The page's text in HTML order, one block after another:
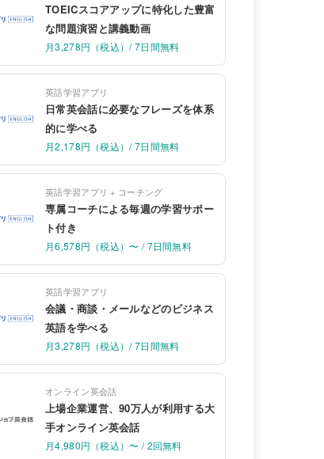
TOEICスコアアップに特化した豊富
な問題演習と講義動画
月3,278円（税込）/ 7日間無料
英語学習アプリ
日常英会話に必要なフレーズを体系
的に学べる
月2,178円（税込）/ 7日間無料
英語学習アプリ + コーチング
専属コーチによる毎週の学習サポー
ト付き
月6,578円（税込）〜 / 7日間無料
英語学習アプリ
会議・商談・メールなどのビジネス
英語を学べる
月3,278円（税込）/ 7日間無料
オンライン英会話
上場企業運営、90万人が利用する大
手オンライン英会話
月4,980円（税込）〜 / 2回無料